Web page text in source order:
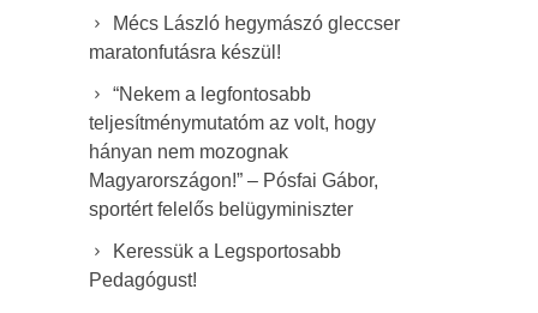
Mécs László hegymászó gleccser
maratonfutásra készül!
“Nekem a legfontosabb
teljesítménymutatóm az volt, hogy
hányan nem mozognak
Magyarországon!” – Pósfai Gábor,
sportért felelős belügyminiszter
Keressük a Legsportosabb
Pedagógust!